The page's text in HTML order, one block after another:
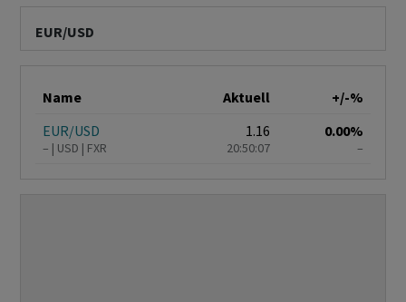
EUR/USD
Name Aktuell
+/-%
EUR/USD
– USD FXR
1.16
20:50:07
0.00%
–